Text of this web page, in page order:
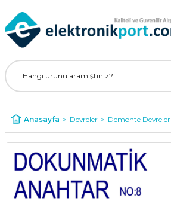
Anasayfa Devreler Demonte Devreler